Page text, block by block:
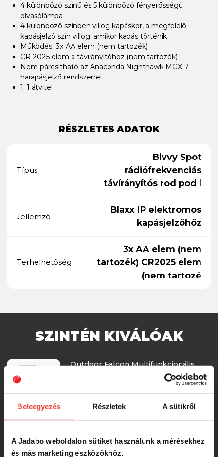
Beleegyezés Részletek A sütikről
A Jadabo weboldalon sütiket használunk a mérésekhez
és más marketing eszközökhöz.
4 különböző színű és 5 különböző fényerősségű
olvasólámpa
4 különböző színben villog kapáskor, a megfelelő
kapásjelző szín villog, amikor kapás történik
Működés: 3x AA elem (nem tartozék)
CR 2025 elem a távirányítóhoz (nem tartozék)
Nem párosítható az Anaconda Nighthawk MGX-7
harapásjelző rendszerrel
1: 1 átvitel
RÉSZLETES ADATOK
Típus
Bivvy Spot
rádiófrekvenciás
távírányítós rod pod l
Jellemző
Blaxx IP elektromos
kapásjelzőhőz
Terhelhetőség
3x AA elem (nem
tartozék) CR2025 elem
(nem tartozé
SZINTÉN KIVÁLÓAK
Outdoor Falcon Multifunkcionális
5 990 Ft